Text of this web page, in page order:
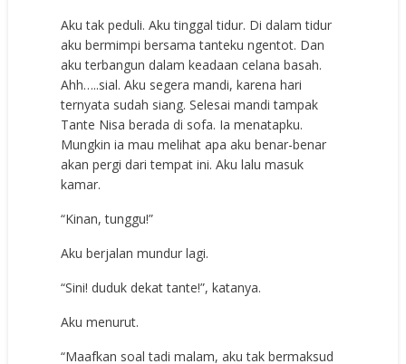
Aku tak peduli. Aku tinggal tidur. Di dalam tidur
aku bermimpi bersama tanteku ngentot. Dan
aku terbangun dalam keadaan celana basah.
Ahh…..sial. Aku segera mandi, karena hari
ternyata sudah siang. Selesai mandi tampak
Tante Nisa berada di sofa. Ia menatapku.
Mungkin ia mau melihat apa aku benar-benar
akan pergi dari tempat ini. Aku lalu masuk
kamar.
“Kinan, tunggu!”
Aku berjalan mundur lagi.
“Sini! duduk dekat tante!”, katanya.
Aku menurut.
“Maafkan soal tadi malam, aku tak bermaksud